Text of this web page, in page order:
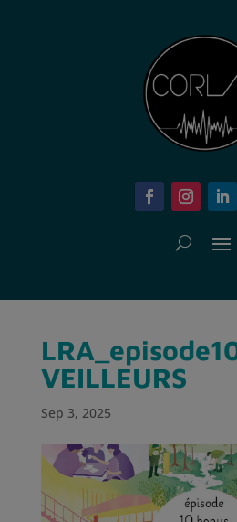
VEILLEURS
Sep 3, 2025